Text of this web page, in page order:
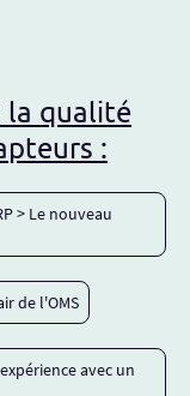
la qualité
:
> Le nouveau
de l'OMS
avec un